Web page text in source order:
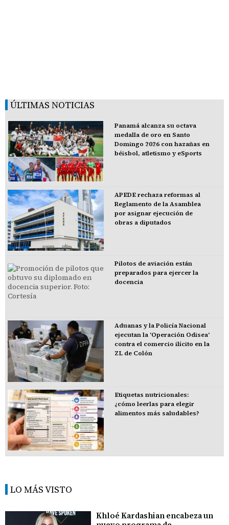
ÚLTIMAS NOTICIAS
Panamá alcanza su octava
medalla de oro en Santo
Domingo 2026 con hazañas en
béisbol, atletismo y eSports
APEDE rechaza reformas al
Reglamento de la Asamblea
por asignar ejecución de
obras a diputados
Pilotos de aviación están
preparados para ejercer la
docencia
Aduanas y la Policía Nacional
ejecutan la 'Operación Odisea'
contra el comercio ilícito en la
ZL de Colón
Etiquetas nutricionales:
¿cómo leerlas para elegir
alimentos más saludables?
LO MÁS VISTO
Khloé Kardashian encabeza un